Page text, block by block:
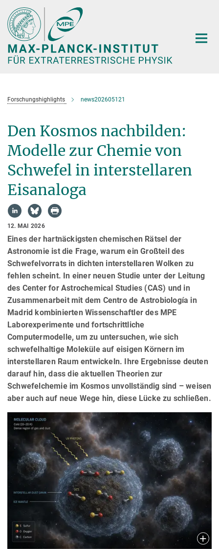
Hauptinhalt
Forschungshighlights news202605121
Den Kosmos nachbilden:
Modelle zur Chemie von
Schwefel in interstellaren
Eisanaloga
12. MAI 2026
Eines der hartnäckigsten chemischen Rätsel der
Astronomie ist die Frage, warum ein Großteil des
Schwefelvorrats in dichten interstellaren Wolken zu
fehlen scheint. In einer neuen Studie unter der Leitung
des Center for Astrochemical Studies (CAS) und in
Zusammenarbeit mit dem Centro de Astrobiología in
Madrid kombinierten Wissenschaftler des MPE
Laborexperimente und fortschrittliche
Computermodelle, um zu untersuchen, wie sich
schwefelhaltige Moleküle auf eisigen Körnern im
interstellaren Raum entwickeln. Ihre Ergebnisse deuten
darauf hin, dass die aktuellen Theorien zur
Schwefelchemie im Kosmos unvollständig sind – weisen
aber auch auf neue Wege hin, diese Lücke zu schließen.